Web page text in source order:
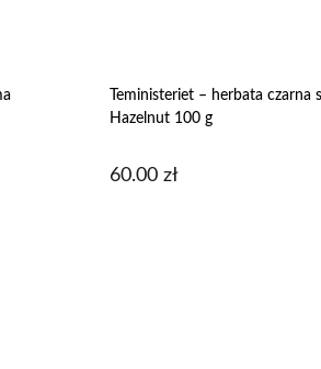
Teministeriet – herbata czarna
Hazelnut 100 g
60.00zł